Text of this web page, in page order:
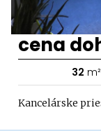
cena
32 m²
Kancelárske